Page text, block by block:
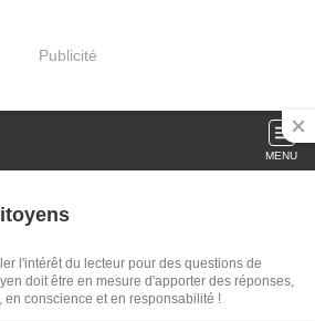
Publicité
MENU
l'intérêt du lecteur pour des questions de
doit être en mesure d'apporter des réponses,
conscience et en responsabilité !